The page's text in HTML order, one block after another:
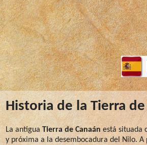
Historia de la Tierra
La antigua Tierra de Canaán está situada
y próxima a la desembocadura del Nilo.